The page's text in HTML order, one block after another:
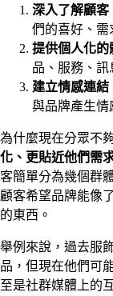
深入了解顧客
們的喜好、需
提供個人化的
品、服務、訊
建立情感連結
與品牌產生情
為什麼現在分眾不
化、更貼近他們需
客簡單分為幾個群
顧客希望品牌能像
的東西。
舉例來說，過去服
品，但現在他們可
至是社群媒體上的